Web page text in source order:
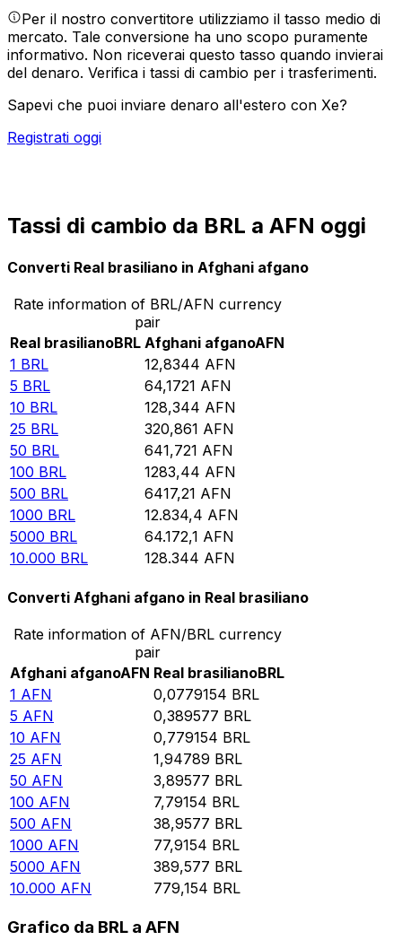
Per il nostro convertitore utilizziamo il tasso medio di
mercato. Tale conversione ha uno scopo puramente
informativo. Non riceverai questo tasso quando invierai
del denaro. Verifica i tassi di cambio per i trasferimenti.
Sapevi che puoi inviare denaro all'estero con Xe?
Registrati oggi
Tassi di cambio da BRL a AFN oggi
Converti Real brasiliano in Afghani afgano
Rate information of BRL/AFN currency
pair
Real brasilianoBRL Afghani afganoAFN
1 BRL 12,8344 AFN
5 BRL 64,1721 AFN
10 BRL 128,344 AFN
25 BRL 320,861 AFN
50 BRL 641,721 AFN
100 BRL 1283,44 AFN
500 BRL 6417,21 AFN
1000 BRL 12.834,4 AFN
5000 BRL 64.172,1 AFN
10.000 BRL 128.344 AFN
Converti Afghani afgano in Real brasiliano
Rate information of AFN/BRL currency
pair
Afghani afganoAFN Real brasilianoBRL
1 AFN 0,0779154 BRL
5 AFN 0,389577 BRL
10 AFN 0,779154 BRL
25 AFN 1,94789 BRL
50 AFN 3,89577 BRL
100 AFN 7,79154 BRL
500 AFN 38,9577 BRL
1000 AFN 77,9154 BRL
5000 AFN 389,577 BRL
10.000 AFN 779,154 BRL
Grafico da BRL a AFN